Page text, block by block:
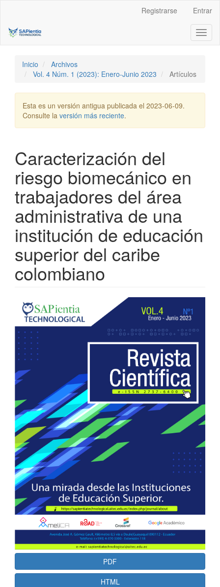
principal
Barra
Registrarse Entrar
Inicio
Archivos
Vol. 4 Núm. 1 (2023): Enero-Junio 2023
Artículos
Esta es un versión antigua publicada el 2023-06-09.
Consulte la versión más reciente.
Caracterización del
riesgo biomecánico en
trabajadores del área
administrativa de una
institución de educación
superior del caribe
colombiano
Barra
lateral
del
artículo
PDF
HTML